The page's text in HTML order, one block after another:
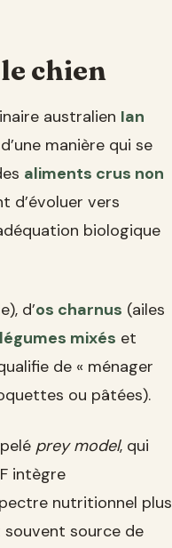
chien
australien Ian
manière qui se
aliments crus non
d’évoluer vers
biologique
d’os charnus (ailes
légumes mixés et
de « ménager
ou pâtées).
prey model, qui
intègre
nutritionnel plus
source de